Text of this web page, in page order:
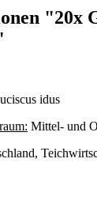
"20x
idus
Mittel- und